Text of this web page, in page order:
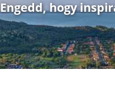
hogy